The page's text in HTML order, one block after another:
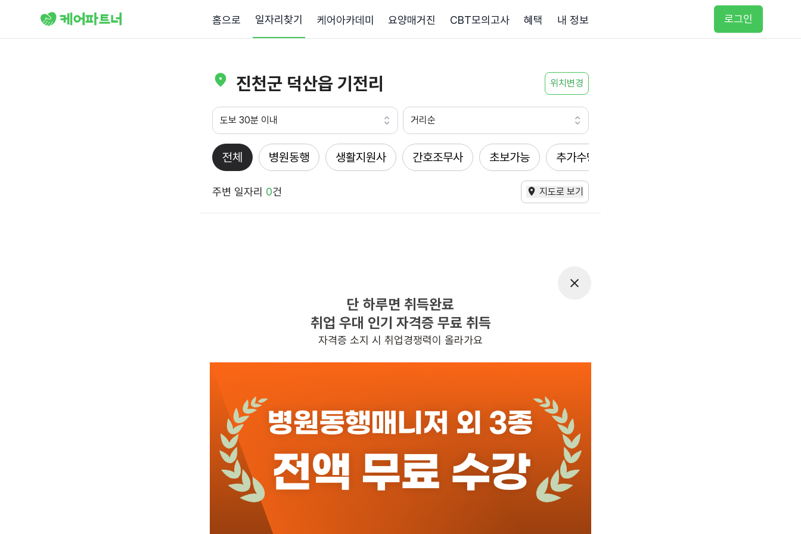
홈으로 일자리찾기 케어아카데미 요양매거진 CBT모의고사 혜택 내 정보 로그인
진천군 덕산읍 기전리 위치변경
도보 30분 이내 거리순
전체 병원동행 생활지원사 간호조무사 초보가능 추가수당
주변 일자리 0건 지도로 보기
찾으시는 조건의 일자리가 없습니다
더욱더 노력하는 케어파트너가 되겠습니다.
단 하루면 취득완료
취업 우대 인기 자격증 무료 취득
자격증 소지 시 취업경쟁력이 올라가요